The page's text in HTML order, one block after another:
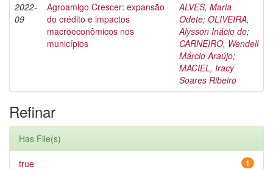
2022-
09
Agroamigo Crescer: expansão
do crédito e impactos
macroeconômicos nos
municípios
ALVES, Maria
Odete; OLIVEIRA,
Alysson Inácio de;
CARNEIRO, Wendell
Márcio Araújo;
MACIEL, Iracy
Soares Ribeiro
Refinar
Has File(s)
1
true